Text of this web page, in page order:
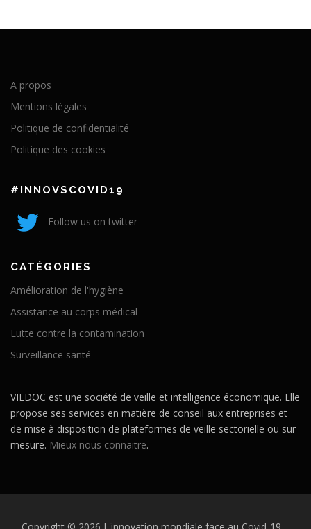
A propos
Mentions légales
Politique de confidentialité
Politique des cookies
#INNOVSCOVID19
Follow us on twitter
CATÉGORIES
Amélioration de l'hygiène
Assistance au corps médical
Lutte contre la contamination
Surveillance santé
VIEDOC est une société de veille et intelligence économique. Elle
propose ses services en matière de conseil aux entreprises et
de mise à disposition de plateformes de veille sectorielle ou sur
mesure. Mieux nous connaitre.